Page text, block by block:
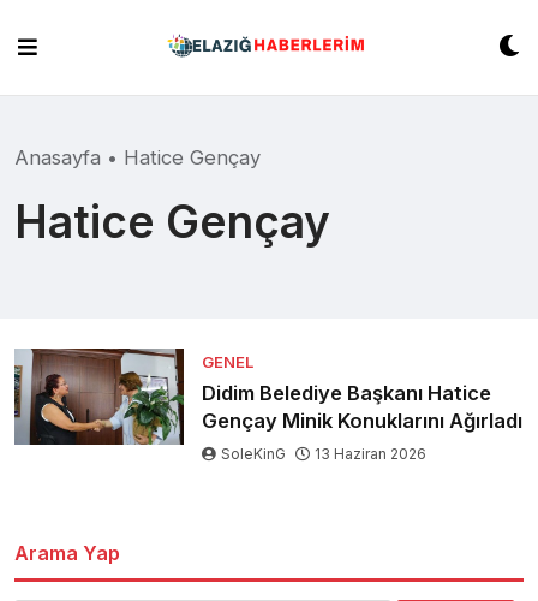
content
Anasayfa • Hatice Gençay
Hatice Gençay
GENEL
Didim Belediye Başkanı Hatice
Gençay Minik Konuklarını Ağırladı
SoleKinG 13 Haziran 2026
Arama Yap